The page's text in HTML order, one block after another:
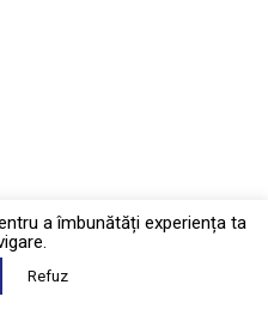
a îmbunătăți experiența ta
Refuz